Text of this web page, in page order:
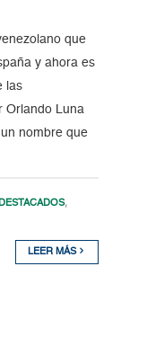
que
y ahora es
las
Orlando Luna
nombre que
DESTACADOS,
LEER MÁS